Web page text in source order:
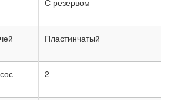
С резервом
Пластинчатый
2